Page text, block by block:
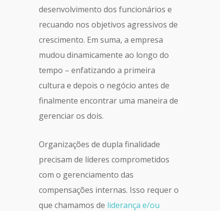
desenvolvimento dos funcionários e
recuando nos objetivos agressivos de
crescimento. Em suma, a empresa
mudou dinamicamente ao longo do
tempo – enfatizando a primeira
cultura e depois o negócio antes de
finalmente encontrar uma maneira de
gerenciar os dois.
Organizações de dupla finalidade
precisam de líderes comprometidos
com o gerenciamento das
compensações internas. Isso requer o
que chamamos de liderança e/ou